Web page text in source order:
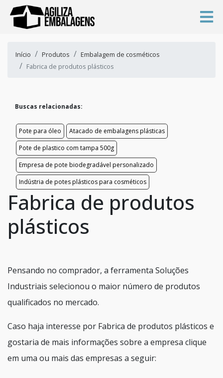
Início Produtos
Embalagem de cosméticos
Fabrica de produtos plásticos
Buscas relacionadas:
Pote para óleo
Atacado de embalagens plásticas
Pote de plastico com tampa 500g
Empresa de pote biodegradável personalizado
Indústria de potes plásticos para cosméticos
Fabrica de produtos
plásticos
Pensando no comprador, a ferramenta Soluções
Industriais selecionou o maior número de produtos
qualificados no mercado.
Caso haja interesse por Fabrica de produtos plásticos e
gostaria de mais informações sobre a empresa clique
em uma ou mais das empresas a seguir: